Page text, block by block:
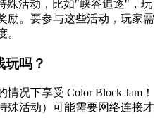
殊活动，比如"峡谷追逐"，玩
励。要参与这些活动，玩家需
。
玩吗？
况下享受 Color Block Jam！
殊活动）可能需要网络连接才